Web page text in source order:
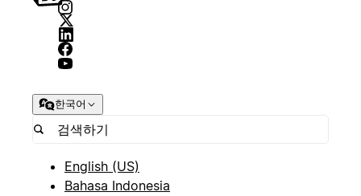
한국어
English (US)
Bahasa Indonesia